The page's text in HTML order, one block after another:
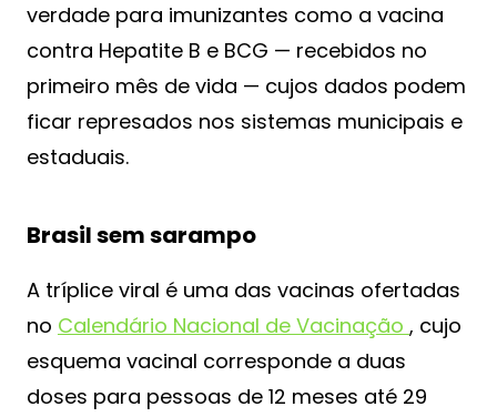
verdade para imunizantes como a vacina
contra Hepatite B e BCG — recebidos no
primeiro mês de vida — cujos dados podem
ficar represados nos sistemas municipais e
estaduais.
Brasil sem sarampo
A tríplice viral é uma das vacinas ofertadas
no Calendário Nacional de Vacinação , cujo
esquema vacinal corresponde a duas
doses para pessoas de 12 meses até 29